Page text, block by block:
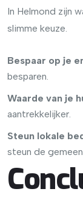
In Helmond zijn
slimme keuze.
Bespaar op je
besparen.
Waarde van je
aantrekkelijker.
Steun lokale
steun de